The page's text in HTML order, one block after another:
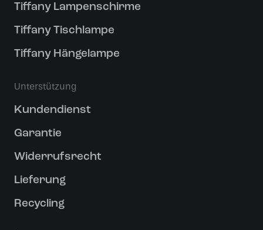
Tiffany Lampenschirme
Tiffany Tischlampe
Tiffany Hängelampe
Unterstützung
Kundendienst
Garantie
Widerrufsrecht
Lieferung
Recycling